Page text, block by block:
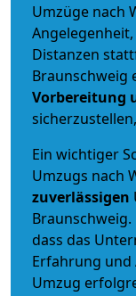
Umzüge nach
Distanzen
Braunschweig
Vorbereitung
Ein wichtiger
Umzugs nach
zuverlässigen
dass das
Erfahrung
Umzug